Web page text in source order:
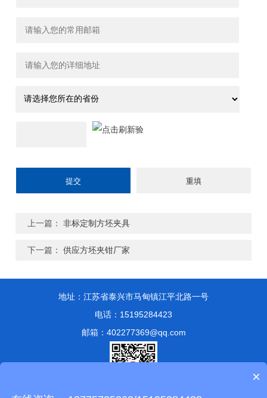
上一篇：非标定制方坯夹具
下一篇：供应方坯夹钳厂家
地址：江苏省泰兴市马甸镇江平北路一号
电话：15195284423
邮箱：402277369@qq.com
×